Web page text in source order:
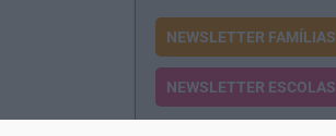
NEWSLETTER FAMÍLIAS
NEWSLETTER ESCOLAS